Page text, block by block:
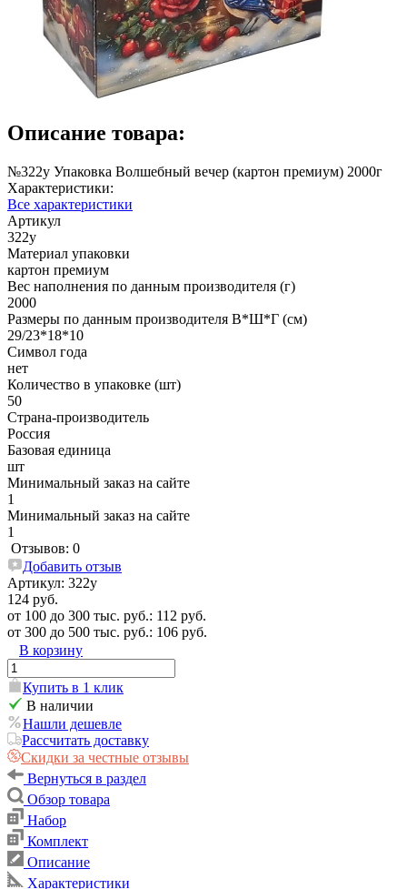
Описание товара:
№322у Упаковка Волшебный вечер (картон премиум) 2000г
Характеристики:
Все характеристики
Артикул
322у
Материал упаковки
картон премиум
Вес наполнения по данным производителя (г)
2000
Размеры по данным производителя В*Ш*Г (см)
29/23*18*10
Символ года
нет
Количество в упаковке (шт)
50
Страна-производитель
Россия
Базовая единица
шт
Минимальный заказ на сайте
1
Минимальный заказ на сайте
1
Отзывов: 0
Добавить отзыв
Артикул: 322у
124 руб.
от 100 до 300 тыс. руб.: 112 руб.
от 300 до 500 тыс. руб.: 106 руб.
В корзину
Купить в 1 клик
В наличии
Нашли дешевле
Рассчитать доставку
Скидки за честные отзывы
Вернуться в раздел
Обзор товара
Набор
Комплект
Описание
Характеристики